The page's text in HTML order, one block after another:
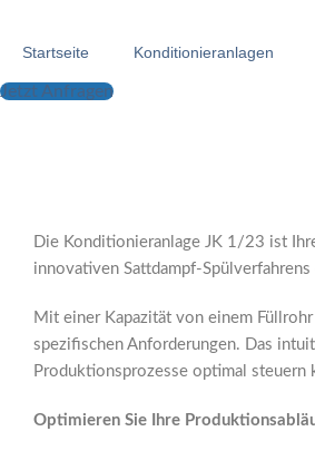
Startseite Konditionieranlagen
Jetzt Anfragen
Die Konditionieranlage JK 1/23 ist
innovativen Sattdampf-
Mit einer Kapazität von einem
spezifischen Anforderungen. Das
Produktionsprozesse optimal steuern
Optimieren Sie Ihre